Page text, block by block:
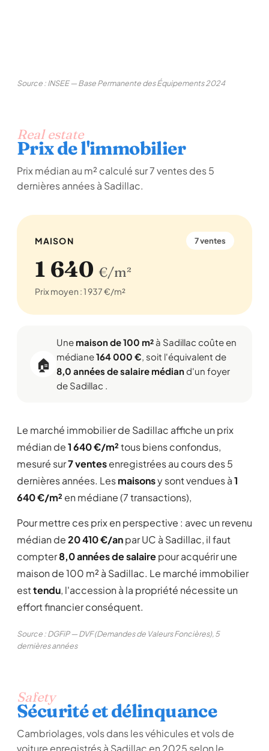
Source : INSEE — Base Permanente des Équipements 2024
Real estate
Prix de l'immobilier
Prix médian au m² calculé sur 7 ventes des 5
dernières années à Sadillac.
MAISON 7 ventes
1 640 €/m²
Prix moyen : 1 937 €/m²
🏠
Une maison de 100 m² à Sadillac coûte en
médiane164 000 €, soit l'équivalent de
8,0 années de salaire médiand'un foyer
de Sadillac .
Le marché immobilier de Sadillac affiche un prix
médian de1 640 €/m²tous biens confondus,
mesuré sur7 ventesenregistrées au cours des 5
dernières années. Lesmaisonsy sont vendues à1
640 €/m² en médiane (7 transactions),
Pour mettre ces prix en perspective : avec un revenu
médian de20 410 €/anpar UC à Sadillac, il faut
compter8,0 années de salairepour acquérir une
maison de 100 m² à Sadillac. Le marché immobilier
esttendu, l'accession à la propriété nécessite un
effort financier conséquent.
Source : DGFiP — DVF (Demandes de Valeurs Foncières), 5
dernières années
Safety
Sécurité et délinquance
Cambriolages, vols dans les véhicules et vols de
voiture enregistrés à Sadillac en 2025 selon le